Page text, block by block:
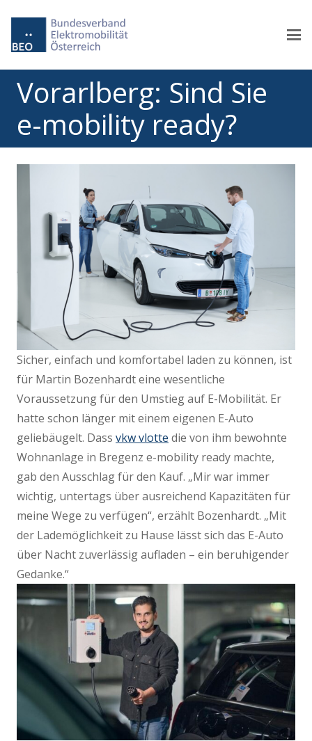
Vorarlberg: Sind Sie
e-mobility ready?
Sicher, einfach und komfortabel laden zu können, ist
für Martin Bozenhardt eine wesentliche
Voraussetzung für den Umstieg auf E-Mobilität. Er
hatte schon länger mit einem eigenen E-Auto
geliebäugelt. Dass vkw vlotte die von ihm bewohnte
Wohnanlage in Bregenz e-mobility ready machte,
gab den Ausschlag für den Kauf. „Mir war immer
wichtig, untertags über ausreichend Kapazitäten für
meine Wege zu verfügen“, erzählt Bozenhardt. „Mit
der Lademöglichkeit zu Hause lässt sich das E-Auto
über Nacht zuverlässig aufladen – ein beruhigender
Gedanke.“